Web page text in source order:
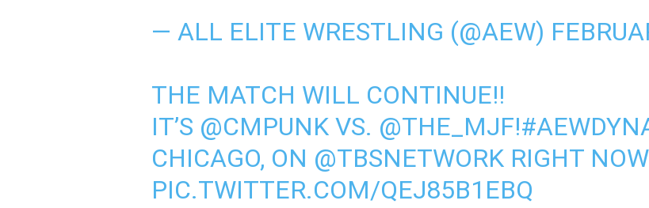
— ALL ELITE WRESTLING (@AEW)
THE MATCH WILL CONTINUE!!
IT’S @CMPUNK VS. @THE_MJF!
CHICAGO, ON @TBSNETWORK RIGHT
PIC.TWITTER.COM/QEJ85B1EBQ